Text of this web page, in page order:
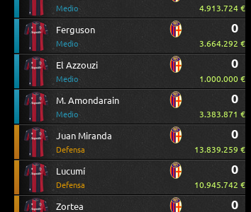
Medio 4.913.724 €
Ferguson
Medio
0
3.664.292 €
El Azzouzi
Medio
0
1.000.000 €
M. Amondarain
Medio
0
3.383.871 €
Juan Miranda
Defensa
0
13.839.259 €
Lucumí
Defensa
0
10.945.742 €
Zortea 0